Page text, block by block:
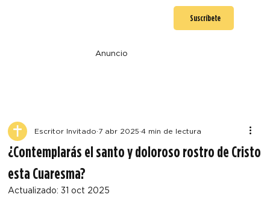
Suscríbete
Anuncio
¿Contemplarás el santo y doloroso rostro de Cristo
esta Cuaresma?
Escritor Invitado 7 abr 2025 4 min de lectura
Actualizado:31 oct 2025